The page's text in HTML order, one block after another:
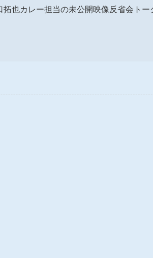
也カレー担当の未公開映像反省会トー